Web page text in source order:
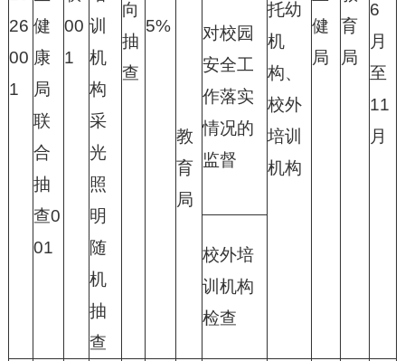
26
00
1
健
康
局
联
合
抽
查0
01
00
1
训
机
构
采
光
照
明
随
机
抽
查
向
抽
查
5%
托幼
机
构、
校外
培训
机构
健
局
育
局
6
月
至
11
月
教
育
局
对校园
安全工
作落实
情况的
监督
校外培
训机构
检查